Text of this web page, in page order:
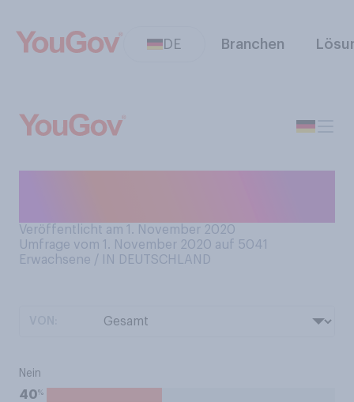
DE Branchen
Veröffentlicht am 1. November 2020
Umfrage vom 1. November 2020 auf 5041
Erwachsene / IN DEUTSCHLAND
Nein
40%